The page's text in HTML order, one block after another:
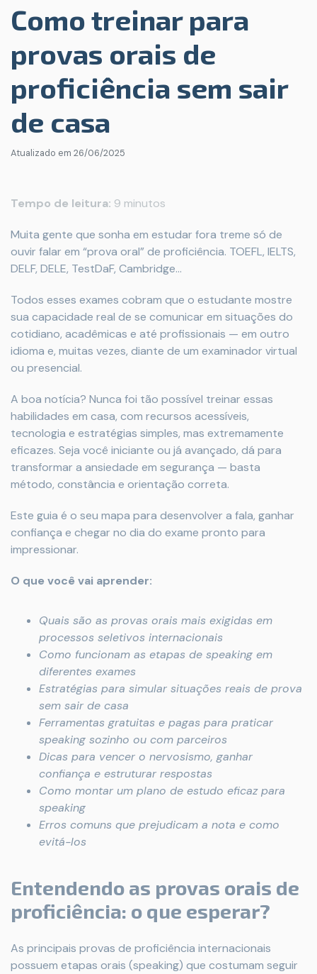
Como treinar para
provas orais de
proficiência sem sair
de casa
Atualizado em 26/06/2025
Tempo de leitura: 9 minutos
Muita gente que sonha em estudar fora treme só de
ouvir falar em “prova oral” de proficiência. TOEFL, IELTS,
DELF, DELE, TestDaF, Cambridge…
Todos esses exames cobram que o estudante mostre
sua capacidade real de se comunicar em situações do
cotidiano, acadêmicas e até profissionais — em outro
idioma e, muitas vezes, diante de um examinador virtual
ou presencial.
A boa notícia? Nunca foi tão possível treinar essas
habilidades em casa, com recursos acessíveis,
tecnologia e estratégias simples, mas extremamente
eficazes. Seja você iniciante ou já avançado, dá para
transformar a ansiedade em segurança — basta
método, constância e orientação correta.
Este guia é o seu mapa para desenvolver a fala, ganhar
confiança e chegar no dia do exame pronto para
impressionar.
O que você vai aprender:
Quais são as provas orais mais exigidas em
processos seletivos internacionais
Como funcionam as etapas de speaking em
diferentes exames
Estratégias para simular situações reais de prova
sem sair de casa
Ferramentas gratuitas e pagas para praticar
speaking sozinho ou com parceiros
Dicas para vencer o nervosismo, ganhar
confiança e estruturar respostas
Como montar um plano de estudo eficaz para
speaking
Erros comuns que prejudicam a nota e como
evitá-los
Entendendo as provas orais de
proficiência: o que esperar?
As principais provas de proficiência internacionais
possuem etapas orais (speaking) que costumam seguir